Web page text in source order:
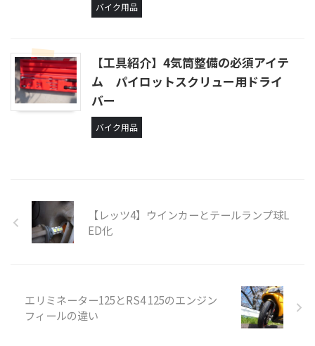
バイク用品
【工具紹介】4気筒整備の必須アイテ
ム パイロットスクリュー用ドライ
バー
バイク用品
【レッツ4】ウインカーとテールランプ球L
ED化
エリミネーター125とRS4 125のエンジン
フィールの違い